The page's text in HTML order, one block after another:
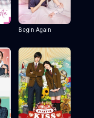
Begin Again